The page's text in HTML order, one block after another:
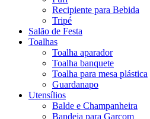
Recipiente para Bebida
Tripé
Salão de Festa
Toalhas
Toalha aparador
Toalha banquete
Toalha para mesa plástica
Guardanapo
Utensílios
Balde e Champanheira
Bandeja para Garçom